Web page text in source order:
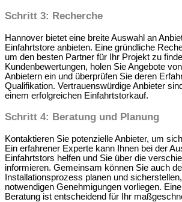
Schritt 3: Recherche
Hannover bietet eine breite Auswahl an
Einfahrtstore anbieten. Eine gründliche
um den besten Partner für Ihr Projekt zu
Kundenbewertungen, holen Sie Angebote
Anbietern ein und überprüfen Sie deren
Qualifikation. Vertrauenswürdige Anbieter
einem erfolgreichen Einfahrtstorkauf.
Schritt 4: Beratung und Planung
Kontaktieren Sie potenzielle Anbieter, um
Ein erfahrener Experte kann Ihnen bei der
Einfahrtstors helfen und Sie über die
informieren. Gemeinsam können Sie auch
Installationsprozess planen und
notwendigen Genehmigungen vorliegen.
Beratung ist entscheidend für Ihr